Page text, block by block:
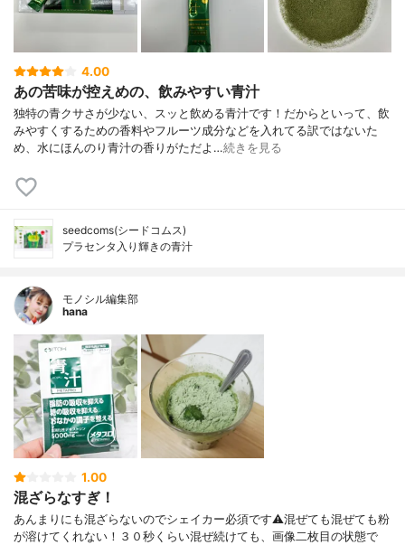
4.00
あの苦味が控えめの、飲みやすい青汁
独特の青クサさが少ない、スッと飲める青汁です！だからといって、飲
みやすくするための香料やフルーツ成分などを入れてる訳ではないた
め、水にほんのり青汁の香りがただよ…続きを見る
seedcoms(シードコムス)
プラセンタ入り輝きの青汁
モノシル編集部
hana
1.00
混ざらなすぎ！
あんまりにも混ざらないのでシェイカー必須です⚠混ぜても混ぜても粉
が溶けてくれない！３０秒くらい混ぜ続けても、画像二枚目の状態で